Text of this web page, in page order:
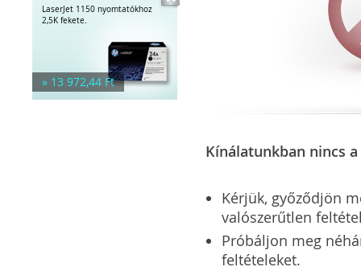
LaserJet 1150 nyomtatókhoz
2,5K fekete.
» 13 972,44 Ft
Kínálatunkban nincs
Kérjük, győződjön
valószerűtlen
Próbáljon meg
feltételeket.